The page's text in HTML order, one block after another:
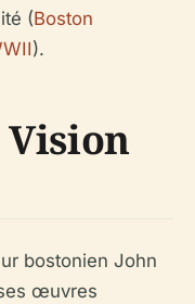
(Boston
).
bostonien John
œuvres